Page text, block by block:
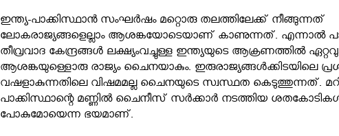
ഇന്ത്യ-പാക്കിസ്ഥാന്‍ സംഘര്‍ഷം മറ്റൊരു തലത്തിലേക്ക് നീങ്ങുന്നത്
ലോകരാജ്യങ്ങളെല്ലാം ആശങ്കയോടെയാണ് കാണുന്നത്. എന്നാല്‍
തീവ്രവാദ കേന്ദ്രങ്ങള്‍ ലക്ഷ്യംവച്ചുള്ള ഇന്ത്യയുടെ ആക്രണത്തില്‍
ആശങ്കയുള്ളൊരു രാജ്യം ചൈനയാകും. ഇരുരാജ്യങ്ങള്‍ക്കിടയിലെ
വഷളാകുന്നതിലെ വിഷമമല്ല ചൈനയുടെ സ്വസ്ഥത കെടുത്തുന്നത്.
പാക്കിസ്ഥാന്റെ മണ്ണില്‍ ചൈനീസ് സര്‍ക്കാര്‍ നടത്തിയ ശതകോടികള്‍
പോകുമോയെന്ന ഭയമാണ്.